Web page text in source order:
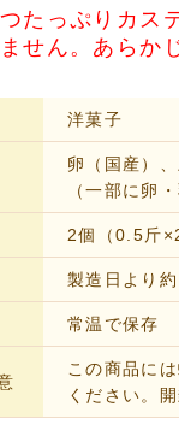
たっぷりカス
せん。あらか
洋菓子
卵（国産）
（一部に卵
2個（0.5斤
製造日より
常温で保存
この商品に
ください。